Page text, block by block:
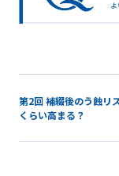
第2回 補綴後のう蝕リ
くらい高まる？